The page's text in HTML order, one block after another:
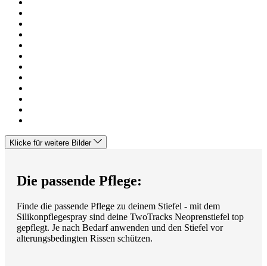
Klicke für weitere Bilder
Die passende Pflege:
Finde die passende Pflege zu deinem Stiefel - mit dem
Silikonpflegespray sind deine TwoTracks Neoprenstiefel top
gepflegt. Je nach Bedarf anwenden und den Stiefel vor
alterungsbedingten Rissen schützen.